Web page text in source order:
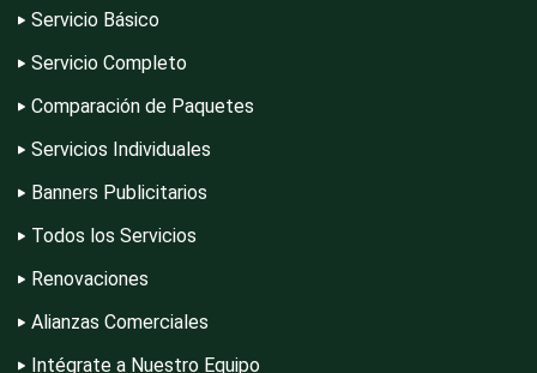
Computadoras
Contadores
Servicio Básico
Servicio Completo
Comparación de Paquetes
Servicios Individuales
Banners Publicitarios
Todos los Servicios
Renovaciones
Alianzas Comerciales
Intégrate a Nuestro Equipo